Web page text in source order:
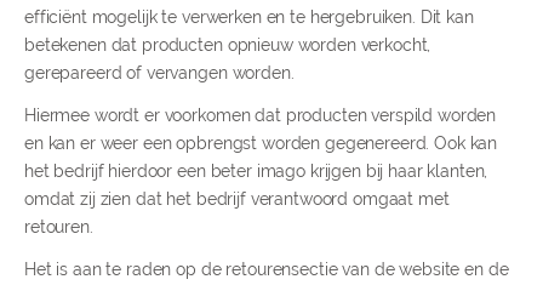
efficiënt mogelijk te verwerken en te hergebruiken. Dit kan
betekenen dat producten opnieuw worden verkocht,
gerepareerd of vervangen worden.
Hiermee wordt er voorkomen dat producten verspild worden
en kan er weer een opbrengst worden gegenereerd. Ook kan
het bedrijf hierdoor een beter imago krijgen bij haar klanten,
omdat zij zien dat het bedrijf verantwoord omgaat met
retouren.
Het is aan te raden op de retourensectie van de website en de